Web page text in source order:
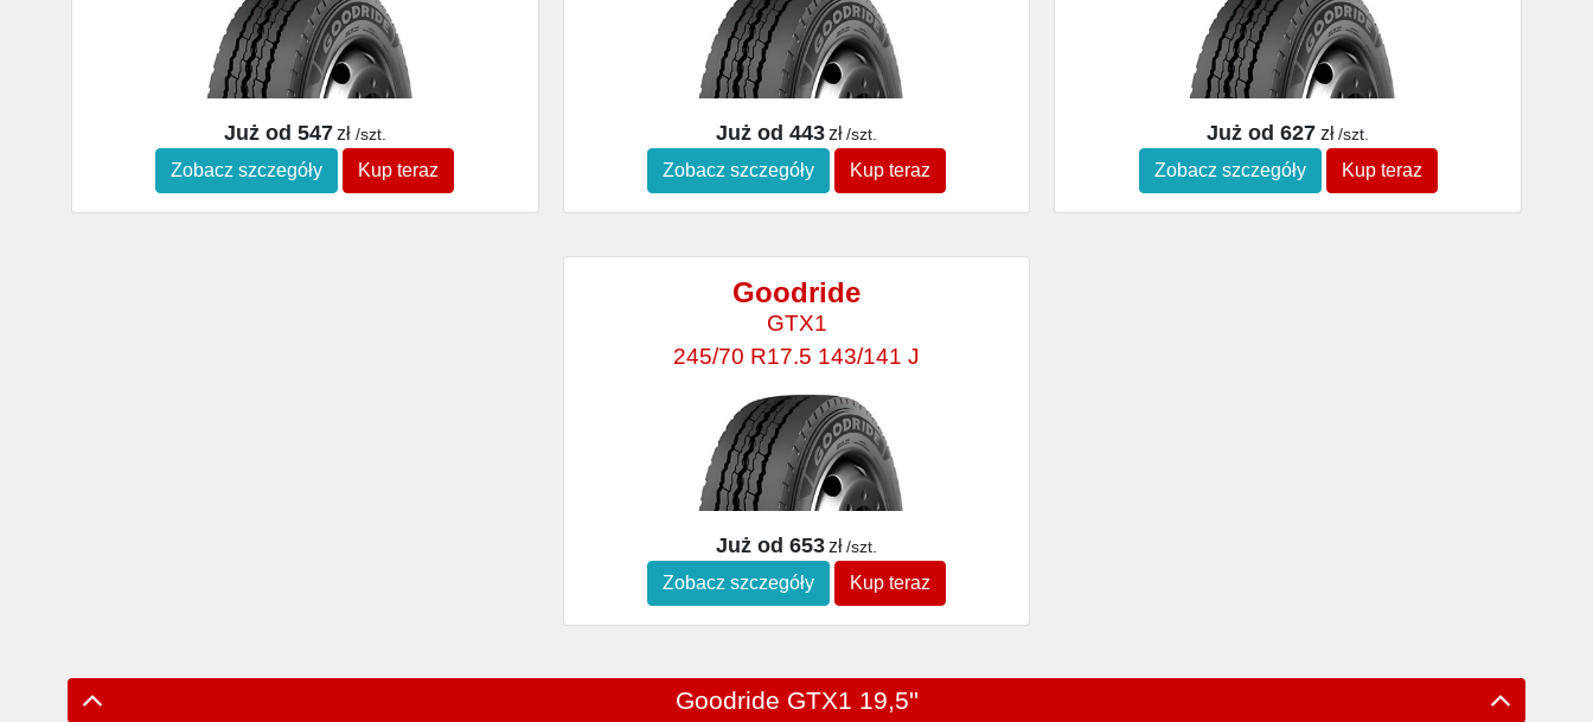
Już od 547zł /szt.
Zobacz szczegóły Kup teraz
Już od 443zł/szt.
Zobacz szczegóły Kup teraz
Już od 627 zł /szt.
Zobacz szczegóły Kup teraz
Goodride
GTX1
245/70 R17.5 143/141 J
Już od 653zł/szt.
Zobacz szczegóły Kup teraz
Goodride GTX1 19,5''